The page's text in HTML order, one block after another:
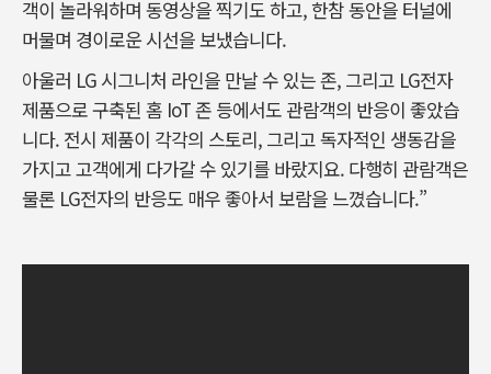
객이 놀라워하며 동영상을 찍기도 하고, 한참 동안을 터널에
머물며 경이로운 시선을 보냈습니다.
아울러 LG 시그니처 라인을 만날 수 있는 존, 그리고 LG전자
제품으로 구축된 홈 IoT 존 등에서도 관람객의 반응이 좋았습
니다. 전시 제품이 각각의 스토리, 그리고 독자적인 생동감을
가지고 고객에게 다가갈 수 있기를 바랐지요. 다행히 관람객은
물론 LG전자의 반응도 매우 좋아서 보람을 느꼈습니다.”